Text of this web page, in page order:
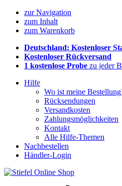
zur Navigation
zum Inhalt
zum Warenkorb
Deutschland: Kostenloser
Kostenloser Rückversand
1 kostenlose Probe zu jeder
Hilfe
Wo ist meine
Rücksendungen
Versandkosten
Zahlungsmöglichkeiten
Kontakt
Alle Hilfe-Themen
Nachbestellen
Händler-Login